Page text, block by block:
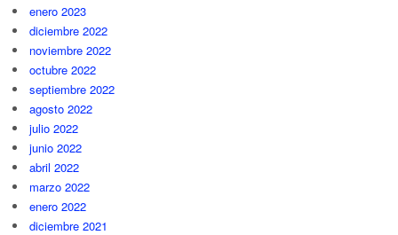
enero 2023
diciembre 2022
noviembre 2022
octubre 2022
septiembre 2022
agosto 2022
julio 2022
junio 2022
abril 2022
marzo 2022
enero 2022
diciembre 2021